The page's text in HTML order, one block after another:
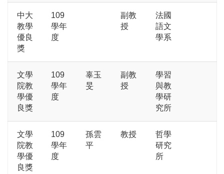
中大
教學
優良
獎
109
學年
度
副教
授
法國
語文
學系
文學
院教
學優
良獎
109
學年
度
辜玉
旻
副教
授
學習
與教
學研
究所
文學
院教
學優
良獎
109
學年
度
孫雲
平
教授
哲學
研究
所